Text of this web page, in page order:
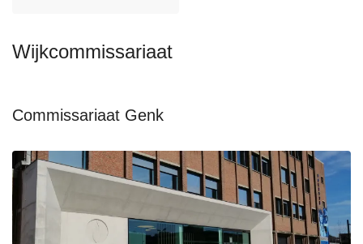
Wijkcommissariaat
Commissariaat Genk